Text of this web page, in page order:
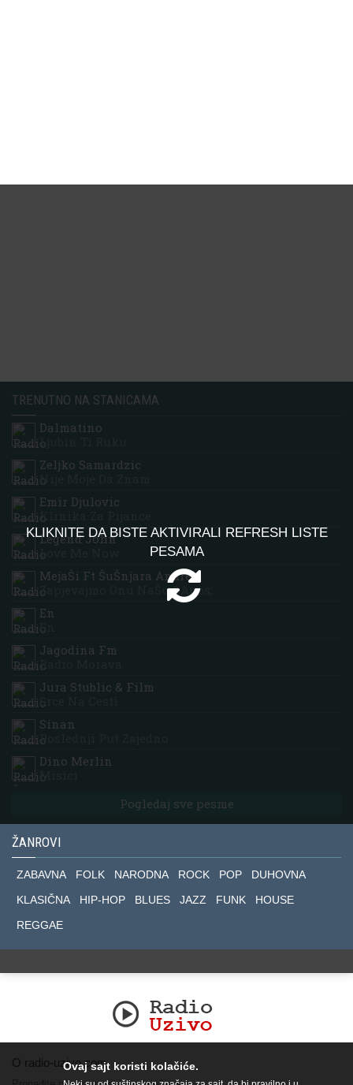
KLIKNITE DA BISTE AKTIVIRALI REFRESH LISTE
PESAMA
TRENUTNO NA STANICAMA
Dalmatino
Ljubin Ti Ruku
Zeljko Samardzic
Nije Moje Da Znam
Emir Djulovic
Klinika Za Pijance
Legend John
Love Me Now
MejaŠi Ft ŠuŠnjara Andrea
Zapjevajmo Onu NaŠu &apos;
En
En
Jagodina Fm
Radio Morava
Jura Stublic & Film
Srce Na Cesti
Sinan
Poslednji Put Zajedno
Dino Merlin
Misici
Pogledaj sve pesme
ŽANROVI
ZABAVNA FOLK NARODNA ROCK POP
DUHOVNA
KLASIČNA
HIP-HOP BLUES JAZZ FUNK
HOUSE
REGGAE
O radio-uzivo.comOvaj sajt koristi kolačiće.